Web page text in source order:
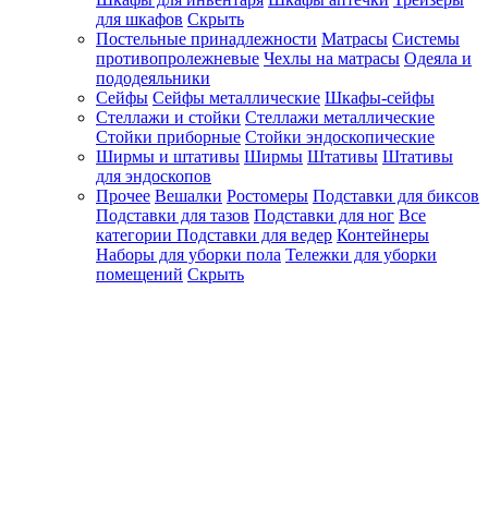
для шкафов Скрыть
Постельные принадлежности Матрасы Системы
противопролежневые Чехлы на матрасы Одеяла и
пододеяльники
Сейфы Сейфы металлические Шкафы-сейфы
Стеллажи и стойки Стеллажи металлические
Стойки приборные Стойки эндоскопические
Ширмы и штативы Ширмы Штативы Штативы
для эндоскопов
Прочее Вешалки Ростомеры Подставки для биксов
Подставки для тазов Подставки для ног Все
категории Подставки для ведер Контейнеры
Наборы для уборки пола Тележки для уборки
помещений Скрыть